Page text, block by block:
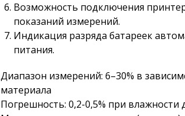
Возможность подключения
показаний измерений.
Индикация разряда батареек
питания.
Диапазон измерений: 6–30% в
материала
Погрешность: 0,2-0,5% при влажности